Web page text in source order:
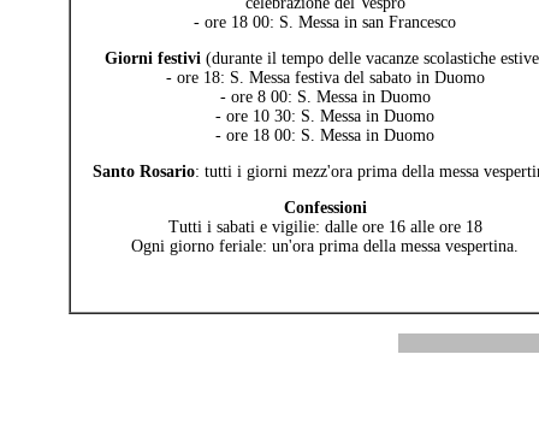
- ore 18 00: S. Messa in san Francesco
Giorni festivi (durante il tempo delle vacanze scolastiche
- ore 18: S. Messa festiva del sabato in Duomo
- ore 8 00: S. Messa in Duomo
- ore 10 30: S. Messa in Duomo
- ore 18 00: S. Messa in Duomo
Santo Rosario: tutti i giorni mezz'ora prima della messa
Confessioni
Tutti i sabati e vigilie: dalle ore 16 alle ore 18
Ogni giorno feriale: un'ora prima della messa vespertina.